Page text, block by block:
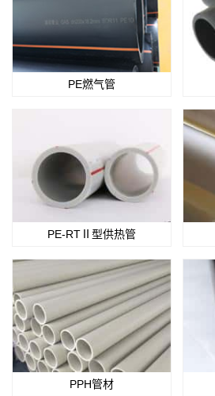
PE燃气管
PE-RTⅡ型供热管
PPH管材